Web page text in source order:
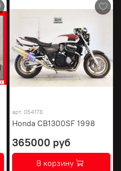
арт. 054178
Honda CB1300SF 1998
365000 руб
В корзину